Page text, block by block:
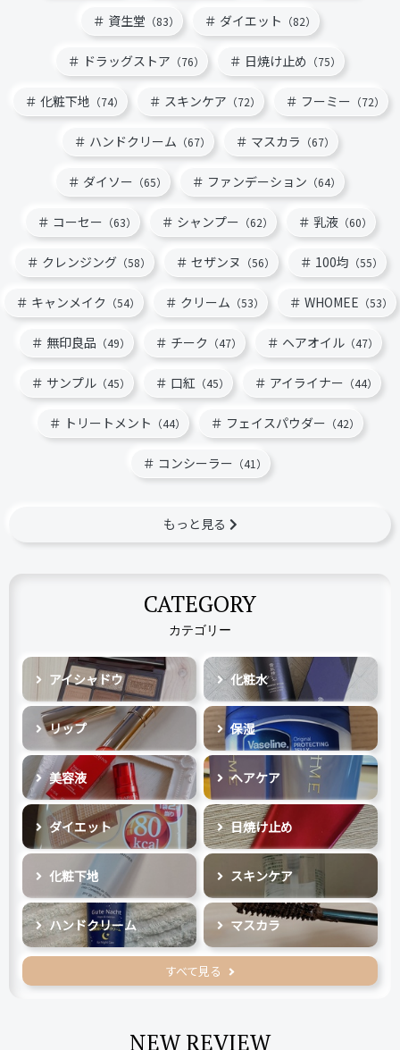
資生堂 （83） ダイエット （82）
ドラッグストア （76） 日焼け止め （75）
化粧下地 （74） スキンケア （72） フーミー （72）
ハンドクリーム （67） マスカラ （67）
ダイソー （65） ファンデーション （64）
コーセー （63） シャンプー （62） 乳液（60）
クレンジング（58） セザンヌ （56） 100均 （55）
キャンメイク （54） クリーム （53） WHOMEE （53）
無印良品 （49） チーク （47） ヘアオイル（47）
サンプル （45） 口紅 （45） アイライナー （44）
トリートメント （44） フェイスパウダー （42）
コンシーラー （41）
もっと見る
CATEGORY
カテゴリー
アイシャドウ 化粧水
リップ 保湿
美容液 ヘアケア
ダイエット 日焼け止め
化粧下地 スキンケア
ハンドクリーム マスカラ
すべて見る
NEW REVIEW